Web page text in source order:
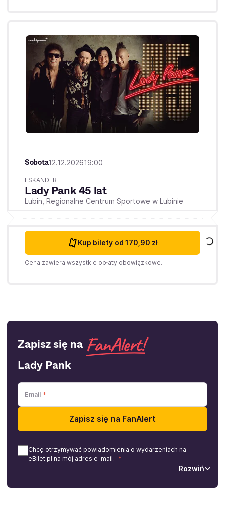
Sobota12.12.202619:00
ESKANDER
Lady Pank 45 lat
Lubin, Regionalne Centrum Sportowe w Lubinie
Kup bilety od 170,90 zł
Cena zawiera wszystkie opłaty obowiązkowe.
Zapisz się na
Lady Pank
Email
Zapisz się na FanAlert
Chcę otrzymywać powiadomienia o wydarzeniach na
eBilet.pl na mój adres e-mail.
Rozwiń